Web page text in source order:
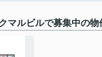
マルビルで募集中の物